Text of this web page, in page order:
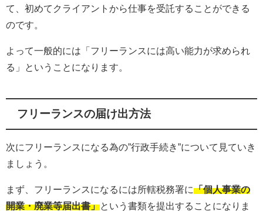
て、初めてクライアントから仕事を受託することができる
のです。
よって一般的には「フリーランスには高い能力が求められ
る」ということになります。
フリーランスの届け出方法
次にフリーランスになる為の”行政手続き”について見ていき
ましょう。
まず、フリーランスになるには所轄税務署に「個人事業の
開業・廃業等届出書」という書類を提出することになりま